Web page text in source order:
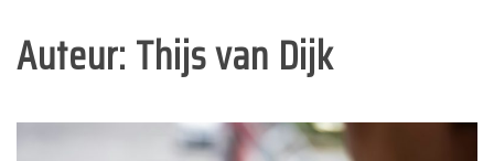
Auteur:Thijs van Dijk